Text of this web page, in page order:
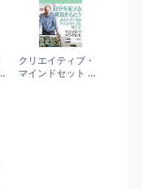
クリエイティブ・
マインドセット 想